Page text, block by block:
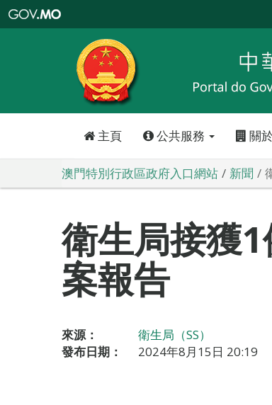
特
政
區
政
口
主頁 公共服務 關
澳門特別行政區政府入口網站 新聞
衛生局接獲
案報告
來源：
衛生局（SS）
發布日期：
2024年8月15日 20:19